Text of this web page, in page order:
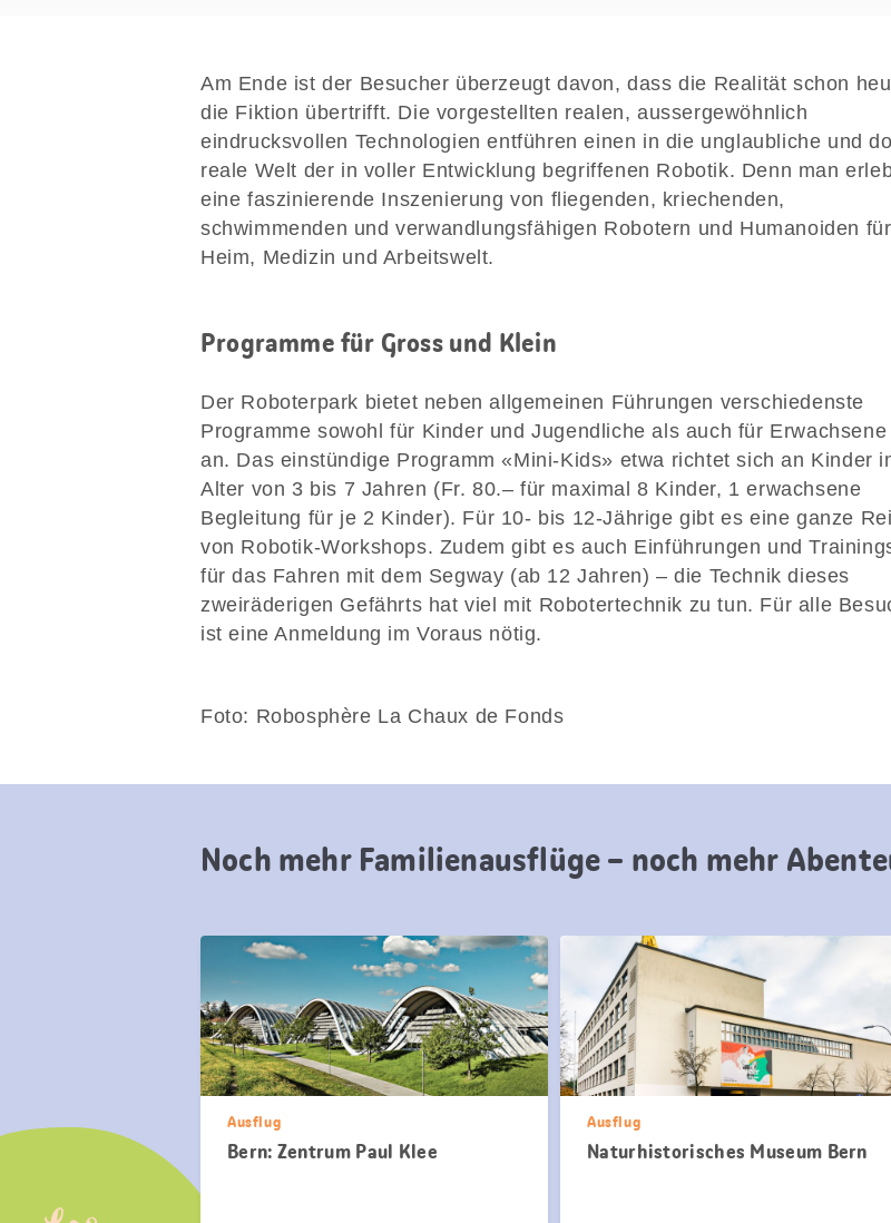
Am Ende ist der Besucher überzeugt davon, dass die Realität schon
die Fiktion übertrifft. Die vorgestellten realen, aussergewöhnlich
eindrucksvollen Technologien entführen einen in die unglaubliche und
reale Welt der in voller Entwicklung begriffenen Robotik. Denn man
eine faszinierende Inszenierung von fliegenden, kriechenden,
schwimmenden und verwandlungsfähigen Robotern und Humanoiden für
Heim, Medizin und Arbeitswelt.
Programme für Gross und Klein
Der Roboterpark bietet neben allgemeinen Führungen verschiedenste
Programme sowohl für Kinder und Jugendliche als auch für Erwachsene
an. Das einstündige Programm «Mini-Kids» etwa richtet sich an Kinder
Alter von 3 bis 7 Jahren (Fr. 80.– für maximal 8 Kinder, 1 erwachsene
Begleitung für je 2 Kinder). Für 10- bis 12-Jährige gibt es eine ganze
von Robotik-Workshops. Zudem gibt es auch Einführungen und
für das Fahren mit dem Segway (ab 12 Jahren) – die Technik dieses
zweiräderigen Gefährts hat viel mit Robotertechnik zu tun. Für alle
ist eine Anmeldung im Voraus nötig.
Foto: Robosphère La Chaux de Fonds
Noch mehr Familienausflüge – noch mehr
Ausflug
Bern: Zentrum Paul Klee
Ausflug
Naturhistorisches Museum Bern